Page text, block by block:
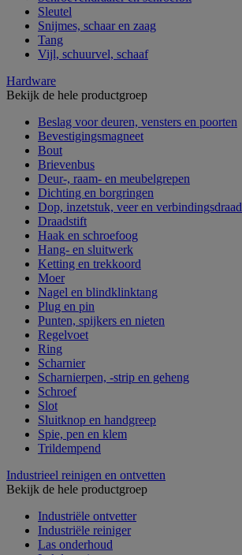
Sleutel
Snijmes, schaar en zaag
Tang
Vijl, schuurvel, schaaf
Hardware
Bekijk de hele productgroep
Beslag voor deuren, vensters en poorten
Bevestigingsmagneet
Bout
Brievenbus
Deur-, raam- en meubelgrepen
Dichting en borgringen
Dop, inzetstuk, veer en verbindingsdraad
Draadstift
Haak en schroefoog
Hang- en sluitwerk
Ketting en trekkoord
Moer
Nagel en blindklinktang
Plug en pin
Punten, spijkers en nieten
Regelvoet
Ring
Scharnier
Scharnierpen, -strip en geheng
Schroef
Slot
Sluitknop en handgreep
Spie, pen en klem
Trildempend
Industrieel reinigen en ontvetten
Bekijk de hele productgroep
Industriële ontvetter
Industriële reiniger
Las onderhoud